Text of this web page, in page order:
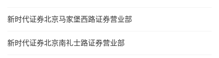
新时代证券北京马家堡西路证券营业部
新时代证券北京南礼士路证券营业部